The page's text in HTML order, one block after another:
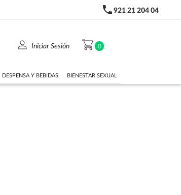
phone 921 21 204 04
person Iniciar Sesión shopping_cart 0
DESPENSA Y BEBIDAS BIENESTAR SEXUAL